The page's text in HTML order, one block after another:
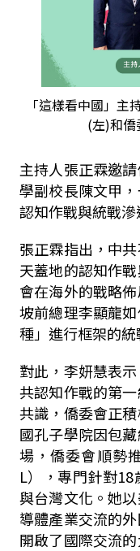
「這樣看中國」
(左)和
主持人張正霖邀
學副校長陳文甲
認知作戰與統戰滲
張正霖指出，中
天蓋地的認知作
會在海外的戰略
坡前總理李顯龍
種」進行框架的統
對此，李妍慧表
共認知作戰的第
共識，僑委會正
國孔子學院因包
場，僑委會順勢
L），專門針對
與台灣文化。她
導體產業交流的
開啟了國際交流